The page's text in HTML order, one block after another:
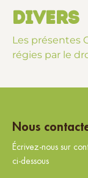
Divers
Les présentes
régies par le
Nous
Écrivez-nous sur
ci-dessous